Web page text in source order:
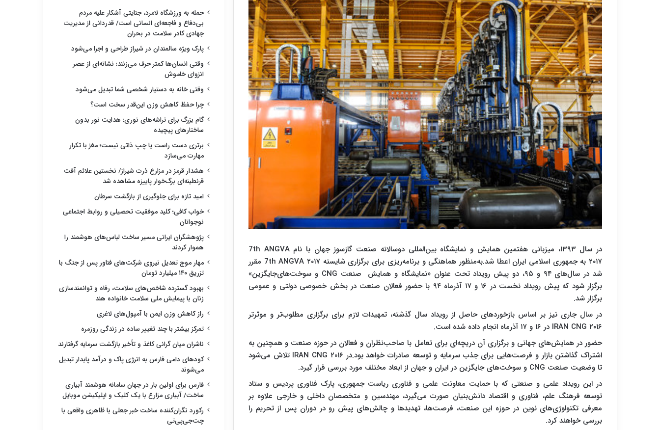
در سال ۱۳۹۳، میزبانی هفتمین همایش و نمایشگاه بین‌المللی دوسالانه صنعت گازسوز جهان با نام 7th ANGVA
۲۰۱۷ به جمهوری اسلامی ایران اعطا شد.به‌منظور هماهنگی و برنامه‌ریزی برای برگزاری شایسته 7th ANGVA ۲۰۱۷ مقرر
شد در سال‌های ۹۴ و ۹۵، دو پیش رویداد تحت عنوان «نمایشگاه و همایش صنعت CNG و سوخت‌های‌جایگزین»
برگزار شود که پیش رویداد نخست در ۱۶ و ۱۷ آذرماه ۹۴ با حضور فعالان صنعت در بخش خصوصی‌ دولتی و عمومی
برگزار شد.
در سال جاری نیز بر اساس بازخوردهای حاصل از رویداد سال گذشته، تمهیدات لازم برای برگزاری مطلوب‌تر و موثرتر
IRAN CNG ۲۰۱۶ در ۱۶ و ۱۷ آذرماه انجام داده‌ شده است.
حضور در همایش‌های جهانی و برگزاری آن دریچه‌ای برای تعامل با صاحب‌نظران و فعالان در حوزه صنعت و همچنین به
اشتراک گذاشتن بازار و فرصت‌هایی برای جذب سرمایه و توسعه صادرات خواهد بود.در IRAN CNG ۲۰۱۶ تلاش می‌شود
تا وضعیت صنعت CNG و سوخت‌های جایگزین در ایران و جهان از ابعاد مختلف مورد بررسی قرار گیرد.
در این رویداد علمی و صنعتی که با حمایت معاونت علمی و فناوری ریاست جمهوری، پارک فناوری پردیس و ستاد
توسعه فرهنگ علم، فناوری و اقتصاد دانش‌بنیان صورت می‌گیرد، مهندسین و متخصصان داخلی و خارجی علاوه بر
معرفی تکنولوژی‌های نوین در حوزه این صنعت، فرصت‌ها، تهدیدها و چالش‌های پیش رو در دوران پس از تحریم را
بررسی خواهند کرد.
حمله به ورزشگاه لامرد، جنایتی آشکار علیه مردم
بی‌دفاع و فاجعه‌ای انسانی است/ قدردانی از مدیریت
جهادی کادر سلامت در بحران
پارک ویژه سالمندان در شیراز طراحی و اجرا می‌شود
وقتی انسان‌ها کمتر حرف می‌زنند؛ نشانه‌ای از عصر
انزوای خاموش
وقتی خانه به دستیار شخصی شما تبدیل می‌شود
چرا حفظ کاهش وزن این‌قدر سخت است؟
گام بزرگ برای تراشه‌های نوری؛ هدایت نور بدون
ساختارهای پیچیده
برتری دست راست یا چپ ذاتی نیست؛ مغز با تکرار
مهارت می‌سازد
هشدار قرمز در مزارع ذرت شیراز/ نخستین علائم آفت
قرنطینه‌ای برگ‌خوار پاییزه مشاهده شد
امید تازه برای جلوگیری از بازگشت سرطان
خواب کافی؛ کلید موفقیت تحصیلی و روابط اجتماعی
نوجوانان
پژوهشگران ایرانی مسیر ساخت لباس‌های هوشمند را
هموار کردند
مهار موج تعدیل نیروی شرکت‌های فناور پس از جنگ با
تزریق ۱۴۰ میلیارد تومان
بهبود گسترده شاخص‌های سلامت، رفاه و توانمندسازی
زنان با پیمایش ملی سلامت خانواده هند
راز کاهش وزن ایمن با آمپول‌های لاغری
تمرکز بیشتر با چند تغییر ساده در زندگی روزمره
ناشران میان گرانی کاغذ و تأخیر بازگشت سرمایه گرفتارند
کودهای دامی فارس به انرژی پاک و درآمد پایدار تبدیل
می‌شوند
فارس برای اولین بار در جهان سامانه هوشمند آبیاری
ساخت/ آبیاری مزارع با یک کلیک و اپلیکیشن موبایل
رکورد نگران‌کننده ساخت خبر جعلی با ظاهری واقعی با
چت‌جی‌پی‌تی